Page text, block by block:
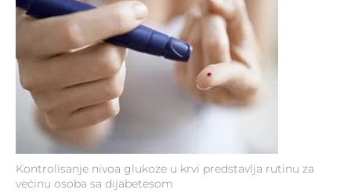
Kontrolisanje nivoa glukoze u krvi predstavlja rutinu za
većinu osoba sa dijabetesom